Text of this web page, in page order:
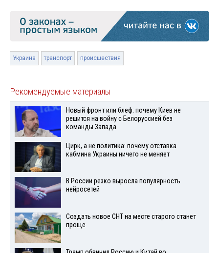
Украина транспорт происшествия
Рекомендуемые материалы
Новый фронт или блеф: почему Киев не
решится на войну с Белоруссией без
команды Запада
Цирк, а не политика: почему отставка
кабмина Украины ничего не меняет
В России резко выросла популярность
нейросетей
Создать новое СНТ на месте старого станет
проще